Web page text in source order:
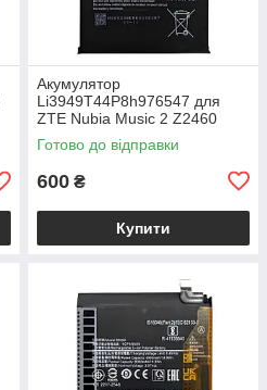
Акумулятор
Li3949T44P8h976547 для
ZTE Nubia Music 2 Z2460
Готово до відправки
600 ₴
Купити